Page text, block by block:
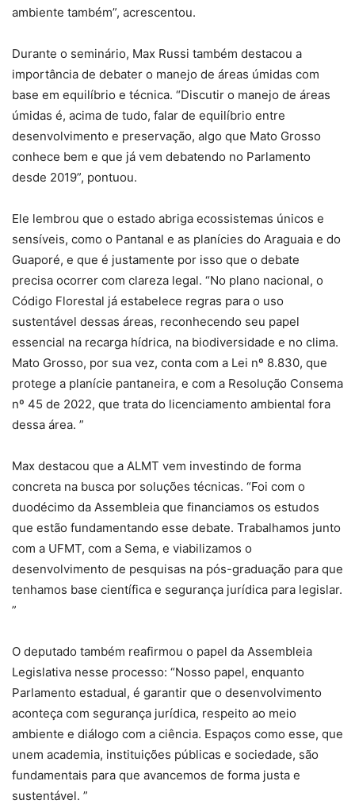
ambiente também”, acrescentou.
Durante o seminário, Max Russi também destacou a
importância de debater o manejo de áreas úmidas com
base em equilíbrio e técnica. “Discutir o manejo de áreas
úmidas é, acima de tudo, falar de equilíbrio entre
desenvolvimento e preservação, algo que Mato Grosso
conhece bem e que já vem debatendo no Parlamento
desde 2019”, pontuou.
Ele lembrou que o estado abriga ecossistemas únicos e
sensíveis, como o Pantanal e as planícies do Araguaia e do
Guaporé, e que é justamente por isso que o debate
precisa ocorrer com clareza legal. “No plano nacional, o
Código Florestal já estabelece regras para o uso
sustentável dessas áreas, reconhecendo seu papel
essencial na recarga hídrica, na biodiversidade e no clima.
Mato Grosso, por sua vez, conta com a Lei nº 8.830, que
protege a planície pantaneira, e com a Resolução Consema
nº 45 de 2022, que trata do licenciamento ambiental fora
dessa área. ”
Max destacou que a ALMT vem investindo de forma
concreta na busca por soluções técnicas. “Foi com o
duodécimo da Assembleia que financiamos os estudos
que estão fundamentando esse debate. Trabalhamos junto
com a UFMT, com a Sema, e viabilizamos o
desenvolvimento de pesquisas na pós-graduação para que
tenhamos base científica e segurança jurídica para legislar.
”
O deputado também reafirmou o papel da Assembleia
Legislativa nesse processo: “Nosso papel, enquanto
Parlamento estadual, é garantir que o desenvolvimento
aconteça com segurança jurídica, respeito ao meio
ambiente e diálogo com a ciência. Espaços como esse, que
unem academia, instituições públicas e sociedade, são
fundamentais para que avancemos de forma justa e
sustentável. ”